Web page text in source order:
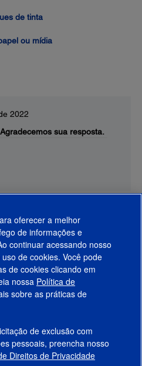
de tinta
ou mídia
2022
Agradecemos sua resposta.
oferecer a melhor
de informações e
continuar acessando nosso
de cookies. Você pode
de cookies clicando em
nossa Política de
sobre as práticas de
de exclusão com
pessoais, preencha nosso
Direitos de Privacidade